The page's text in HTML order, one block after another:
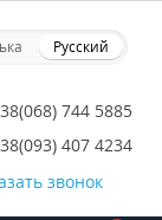
Русский
744 5885
407 4234
звонок